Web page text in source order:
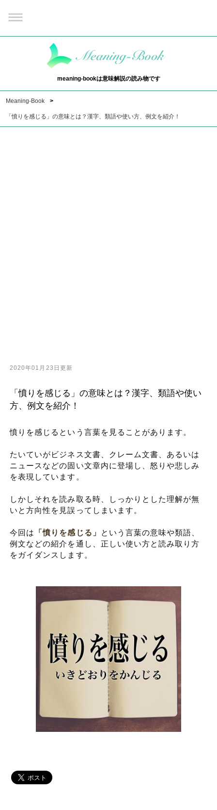
meaning-bookは意味解説の読み物です
Meaning-Book
「憤りを感じる」の意味とは？漢字、類語や使い方、例文を紹介！
2020年01月23日更新
「憤りを感じる」の意味とは？漢字、類語や使い
方、例文を紹介！
憤りを感じるという言葉を見ることがあります。
たいていがビジネス文書、クレーム文書、あるいは
ニュースなどの固い文章内に登場し、怒りや悲しみ
を表現しています。
しかしそれを読み取る時、しっかりとした理解が無
いと方向性を見誤ってしまいます。
今回は 「憤りを感じる」
という言葉の意味や類語、
例文などの紹介を通し、正しい使い方と読み取り方
をガイダンスします。